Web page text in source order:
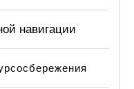
навигации